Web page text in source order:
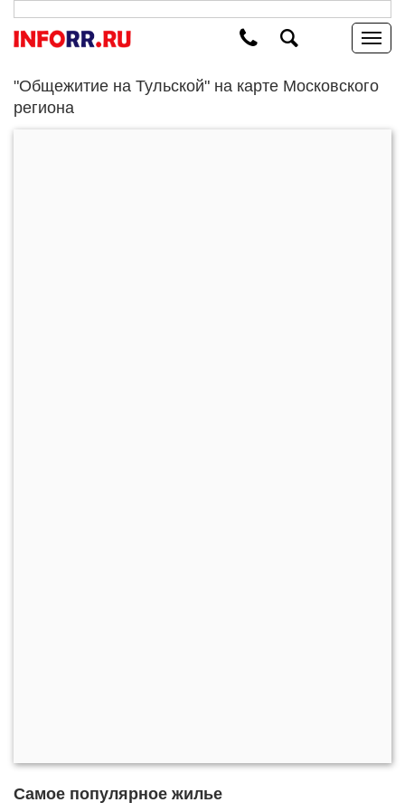
"Общежитие на Тульской" на карте Московского
региона
Самое популярное жилье